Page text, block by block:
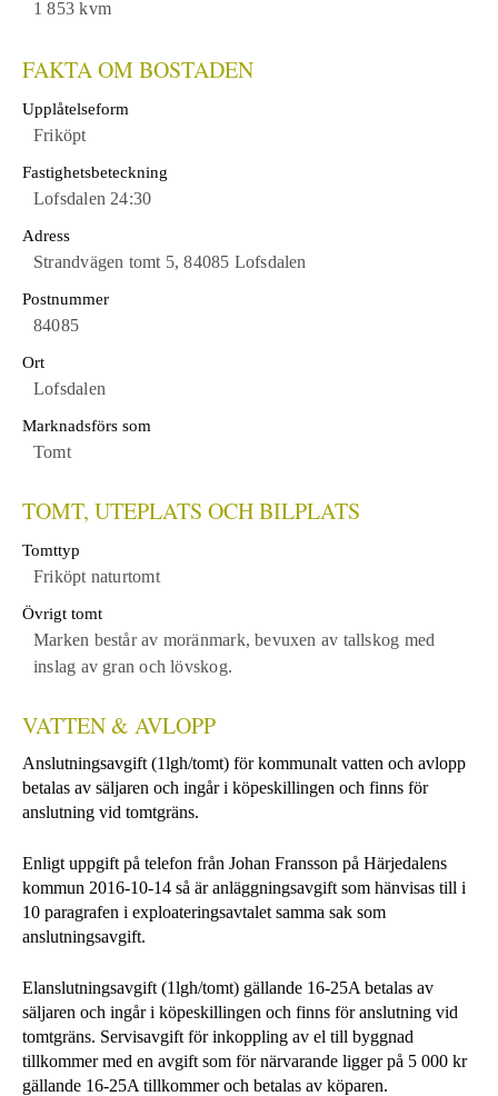
1 853 kvm
FAKTA OM BOSTADEN
Upplåtelseform
Friköpt
Fastighetsbeteckning
Lofsdalen 24:30
Adress
Strandvägen tomt 5, 84085 Lofsdalen
Postnummer
84085
Ort
Lofsdalen
Marknadsförs som
Tomt
TOMT, UTEPLATS OCH BILPLATS
Tomttyp
Friköpt naturtomt
Övrigt tomt
Marken består av moränmark, bevuxen av tallskog med
inslag av gran och lövskog.
VATTEN & AVLOPP
Anslutningsavgift (1lgh/tomt) för kommunalt vatten och avlopp
betalas av säljaren och ingår i köpeskillingen och finns för
anslutning vid tomtgräns.
Enligt uppgift på telefon från Johan Fransson på Härjedalens
kommun 2016-10-14 så är anläggningsavgift som hänvisas till i
10 paragrafen i exploateringsavtalet samma sak som
anslutningsavgift.
Elanslutningsavgift (1lgh/tomt) gällande 16-25A betalas av
säljaren och ingår i köpeskillingen och finns för anslutning vid
tomtgräns. Servisavgift för inkoppling av el till byggnad
tillkommer med en avgift som för närvarande ligger på 5 000 kr
gällande 16-25A tillkommer och betalas av köparen.